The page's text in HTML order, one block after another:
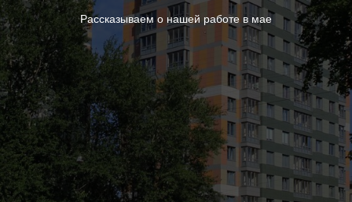
Рассказываем о нашей работе в мае